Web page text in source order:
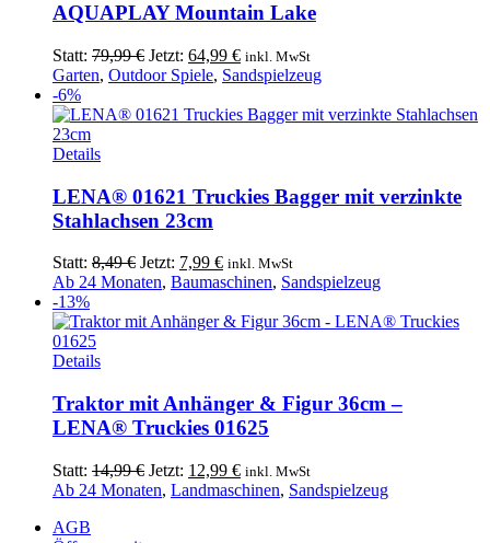
AQUAPLAY Mountain Lake
Statt: 79,99€ Ursprünglicher
Preis
79,99 €
Jetzt: 64,99 €Aktueller
Preis
64,99 €.
inkl. MwSt
Garten, Outdoor Spiele, Sandspielzeug
-6%
Details
LENA® 01621 Truckies Bagger mit verzinkte
Stahlachsen 23cm
Statt: 8,49€ Ursprünglicher
Preis
8,49 €
Jetzt: 7,99 €Aktueller
Preis
7,99 €.
inkl. MwSt
Ab 24 Monaten, Baumaschinen, Sandspielzeug
-13%
Details
Traktor mit Anhänger & Figur 36cm –
LENA® Truckies 01625
Statt: 14,99€ Ursprünglicher
Preis
Jetzt: 12,99 €Aktueller
Preis
inkl. MwSt
Ab 24 Monaten, Landmaschinen, Sandspielzeug
AGB